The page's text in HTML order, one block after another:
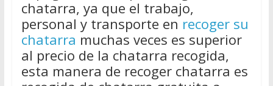
chatarra, ya que el trabajo,
personal y transporte en recoger su
chatarra muchas veces es superior
al precio de la chatarra recogida,
esta manera de recoger chatarra es